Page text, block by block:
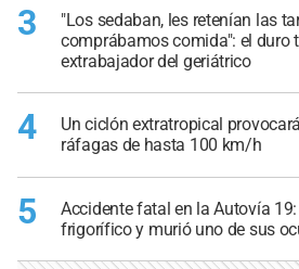
3
"Los sedaban, les retenían las
comprábamos comida": el duro
extrabajador del geriátrico
4
Un ciclón extratropical
ráfagas de hasta 100 km/h
5
Accidente fatal en la Autovía
frigorífico y murió uno de sus